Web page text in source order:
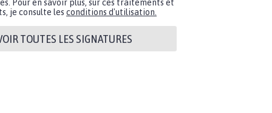
Pour en savoir plus, sur ces traitements et
je consulte les conditions d'utilisation.
TOUTES LES SIGNATURES